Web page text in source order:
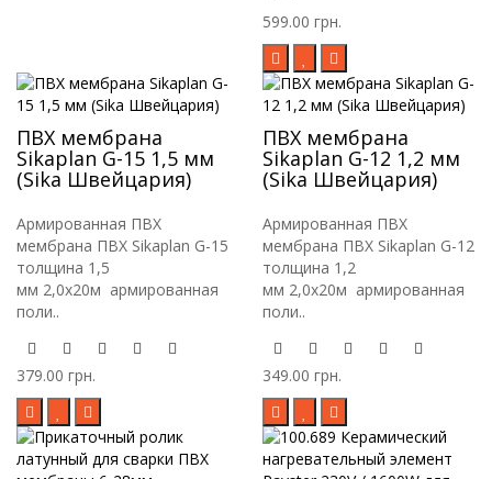
599.00 грн.
ПВХ мембрана
Sikaplan G-15 1,5 мм
(Sika Швейцария)
Армированная ПВХ
мембрана ПВХ Sikaplan G-15
толщина 1,5
мм 2,0х20м армированная
поли..
379.00 грн.
ПВХ мембрана
Sikaplan G-12 1,2 мм
(Sika Швейцария)
Армированная ПВХ
мембрана ПВХ Sikaplan G-12
толщина 1,2
мм 2,0х20м армированная
поли..
349.00 грн.